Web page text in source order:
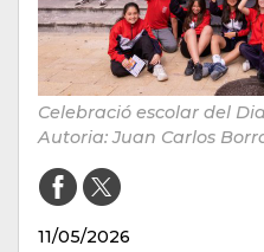
Celebració escolar del
Autoria: Juan Carlos
11/05/2026